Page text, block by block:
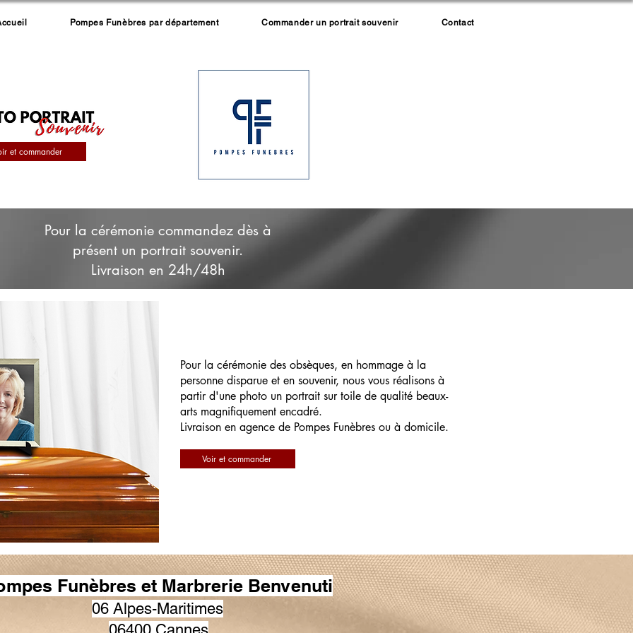
Pompes Funèbres par département Commander un portrait souvenir Contact
et commander
Pour la cérémonie commandez dès à
présent un portrait souvenir.
Livraison en 24h/48h
Pour la cérémonie des obsèques, en hommage à la
personne disparue et en souvenir, nous vous réalisons à
partir d'une photo un portrait sur toile de qualité beaux-
arts magnifiquement encadré.
Livraison en agence de Pompes Funèbres ou à domicile.
Voir et commander
Funèbres et Marbrerie Benvenuti
06 Alpes-Maritimes